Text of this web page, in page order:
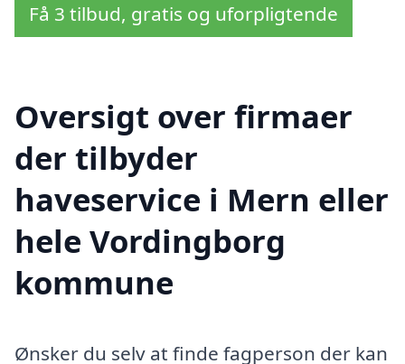
Få 3 tilbud, gratis og uforpligtende
Oversigt over firmaer
der tilbyder
haveservice i Mern eller
hele Vordingborg
kommune
Ønsker du selv at finde fagperson der kan